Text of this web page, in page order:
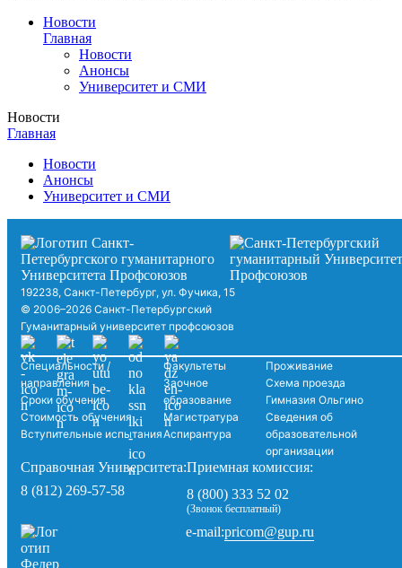
Новости
Главная
Новости
Анонсы
Университет и СМИ
Новости
Главная
Новости
Анонсы
Университет и СМИ
192238, Санкт-Петербург, ул. Фучика, 15
© 2006–2026 Санкт-Петербургский
Гуманитарный университет профсоюзов
Специальности /
направления
Сроки обучения
Стоимость обучения
Вступительные испытания
Факультеты
Заочное
образование
Магистратура
Аспирантура
Проживание
Схема проезда
Гимназия Ольгино
Сведения об
образовательной
организации
Справочная Университета:
8 (812) 269-57-58
Приемная комиссия:
8 (800) 333 52 02
(Звонок бесплатный)
e-mail:pricom@gup.ru